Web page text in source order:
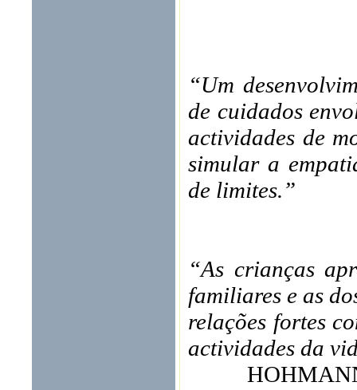
“Um
de cuidados
actividades de
simular a
de limites.”
“As crianças
familiares e as
relações fortes
actividades da